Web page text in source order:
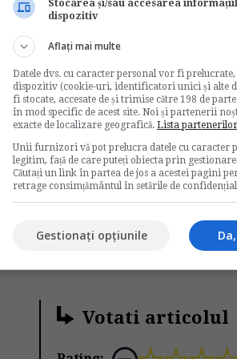
impunere anuala se achita in
nu se retine la sursa si se
expres prevazute de art.
Votati articolul
Stocarea și/sau accesarea
dispozitiv
Aflați mai multe
Datele dvs. cu caracter personal vor fi
dispozitiv (cookie-uri, identificatori unici și alte
fi stocate, accesate de și trimise către 198 de
în mod specific de acest site. Noi și partenerii
exacte de localizare geografică. Lista
Unii furnizori vă pot prelucra datele cu caracter
legitim, față de care puteți obiecta prin
Căutați un link în partea de jos a acestei pagini
retrage consimțământul în setările de
Gestionați opțiunile